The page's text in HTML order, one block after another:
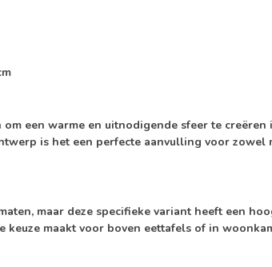
een warme en uitnodigende sfeer te creëren
is het een perfecte aanvulling voor zowel
maar deze specifieke variant heeft een
keuze maakt voor boven eettafels of in